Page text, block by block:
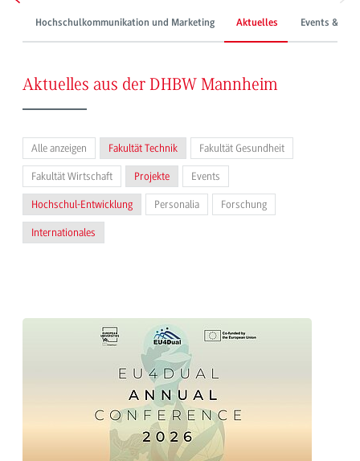
Hochschulkommunikation und Marketing Aktuelles Events &
Aktuelles aus der DHBW Mannheim
Alle anzeigen Fakultät Technik Fakultät Gesundheit
Fakultät Wirtschaft Projekte Events
Hochschul-Entwicklung Personalia Forschung
Internationales